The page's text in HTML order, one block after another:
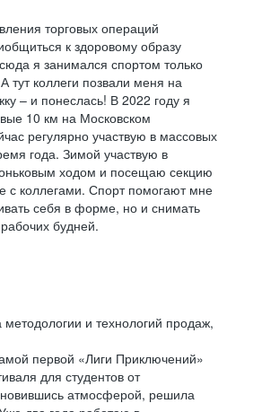
торговых операций
к здоровому образу
я занимался спортом только
тут коллеги позвали меня на
– и понеслась! В 2022 году я
10 км на Московском
регулярно участвую в массовых
года. Зимой участвую в
ходом и посещаю секцию
с коллегами. Спорт помогают мне
себя в форме, но и снимать
будней.
и технологий продаж,
первой «Лиги Приключений»
для студентов от
атмосферой, решила